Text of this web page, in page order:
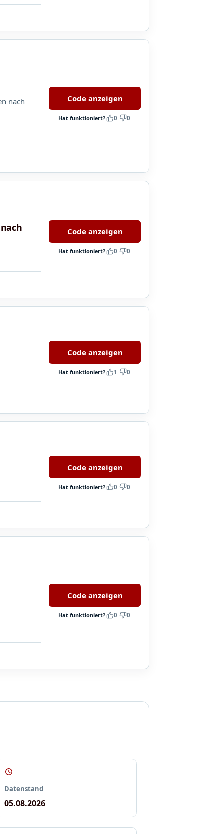
nach
Code anzeigen
Hat funktioniert? 0 0
Code anzeigen
Hat funktioniert? 0 0
Code anzeigen
Hat funktioniert? 1 0
Code anzeigen
Hat funktioniert? 0 0
Code anzeigen
Hat funktioniert? 0 0
Datenstand
05.08.2026